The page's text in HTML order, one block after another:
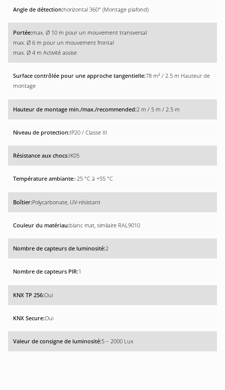
horizontal 360° (Montage plafond)
max. Ø 10 m pour un mouvement transversal
max. Ø 6 m pour un mouvement frontal
max. Ø 4 m Activité assise
78 m² / 2.5 m Hauteur de
montage
2 m / 5 m / 2.5 m
IP20 / Classe III
IK05
-25 °C à +55 °C
Polycarbonate, UV-résistant
blanc mat, similaire RAL9010
2
1
Oui
Oui
5 – 2000 Lux